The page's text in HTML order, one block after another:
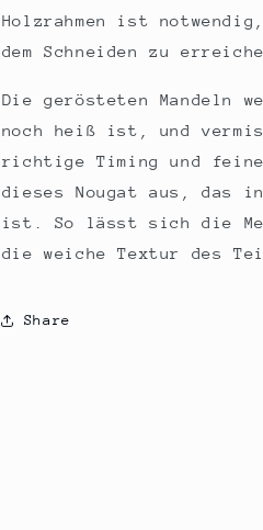
Holzrahmen ist
dem Schneiden zu
Die gerösteten Mandeln
noch heiß ist, und
richtige Timing und feine
dieses Nougat aus, das
ist. So lässt sich die
die weiche Textur des
Share